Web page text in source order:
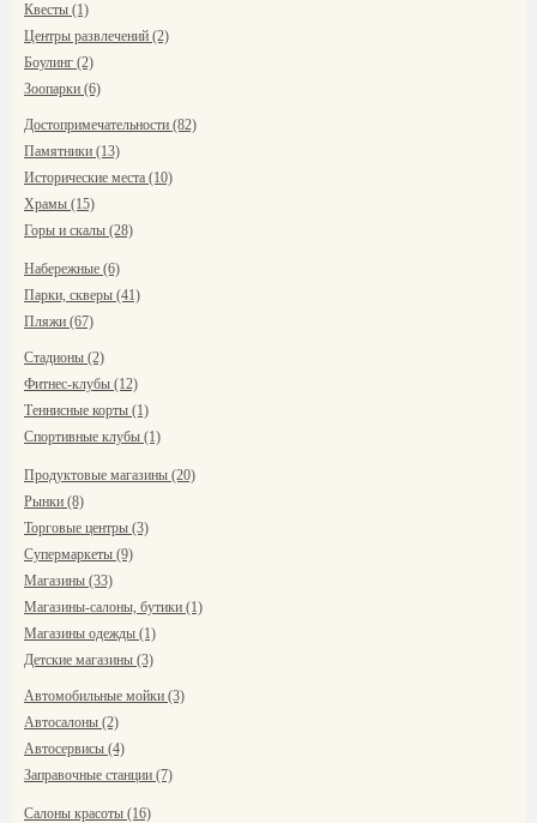
Квесты (1)
Центры развлечений (2)
Боулинг (2)
Зоопарки (6)
Достопримечательности (82)
Памятники (13)
Исторические места (10)
Храмы (15)
Горы и скалы (28)
Набережные (6)
Парки, скверы (41)
Пляжи (67)
Стадионы (2)
Фитнес-клубы (12)
Теннисные корты (1)
Спортивные клубы (1)
Продуктовые магазины (20)
Рынки (8)
Торговые центры (3)
Супермаркеты (9)
Магазины (33)
Магазины-салоны, бутики (1)
Магазины одежды (1)
Детские магазины (3)
Автомобильные мойки (3)
Автосалоны (2)
Автосервисы (4)
Заправочные станции (7)
Салоны красоты (16)